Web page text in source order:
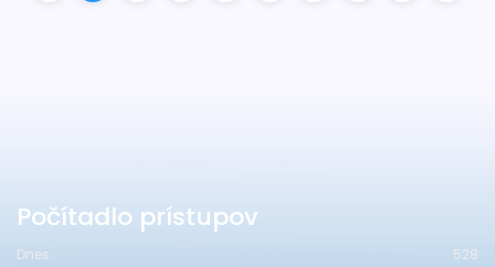
Počítadlo prístupov
Dnes
528